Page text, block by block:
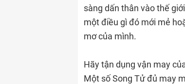
sàng dấn thân vào thế
một điều gì đó mới mẻ
mơ của mình.
Hãy tận dụng vận may
Một số Song Tử đủ may